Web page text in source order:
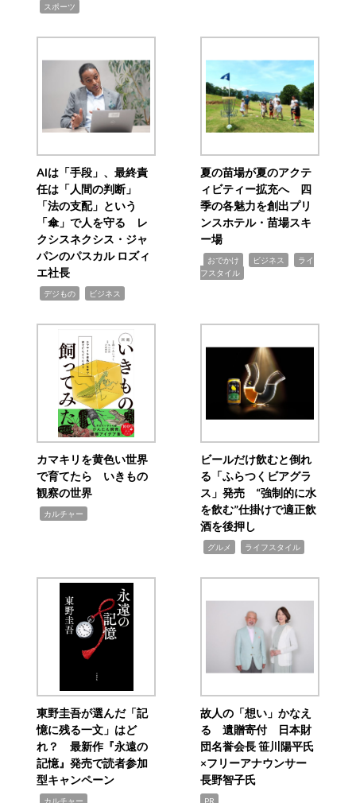
スポーツ
AIは「手段」、最終責
任は「人間の判断」
「法の支配」という
「傘」で人を守る レ
クシスネクシス・ジャ
パンのパスカル ロズィ
エ社長
デジもの ビジネス
夏の苗場が夏のアクテ
ィビティー拡充へ 四
季の各魅力を創出プリ
ンスホテル・苗場スキ
ー場
おでかけ ビジネス
ライ
フスタイル
カマキリを黄色い世界
で育てたら いきもの
観察の世界
カルチャー
ビールだけ飲むと倒れ
る「ふらつくビアグラ
ス」発売 “強制的に水
を飲む”仕掛けで適正飲
酒を後押し
グルメ ライフスタイル
東野圭吾が選んだ「記
憶に残る一文」はど
れ？ 最新作『永遠の
記憶』発売で読者参加
型キャンペーン
カルチャー
故人の「想い」かなえ
る 遺贈寄付 日本財
団名誉会長 笹川陽平氏
×フリーアナウンサー
長野智子氏
PR